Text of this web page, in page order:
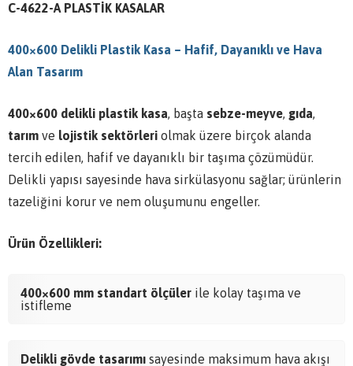
C-4622-A PLASTİK KASALAR
400×600 Delikli Plastik Kasa – Hafif, Dayanıklı ve Hava
Alan Tasarım
400×600 delikli plastik kasa, başta sebze-meyve, gıda,
tarım ve lojistik sektörleri olmak üzere birçok alanda
tercih edilen, hafif ve dayanıklı bir taşıma çözümüdür.
Delikli yapısı sayesinde hava sirkülasyonu sağlar; ürünlerin
tazeliğini korur ve nem oluşumunu engeller.
Ürün Özellikleri:
400×600 mm standart ölçüler ile kolay taşıma ve
istifleme
Delikli gövde tasarımı sayesinde maksimum hava akışı